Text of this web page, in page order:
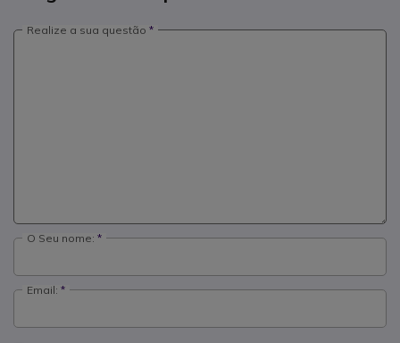
Realize a sua questão
O Seu nome:
Email: